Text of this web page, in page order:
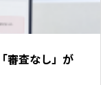
審査なし」が